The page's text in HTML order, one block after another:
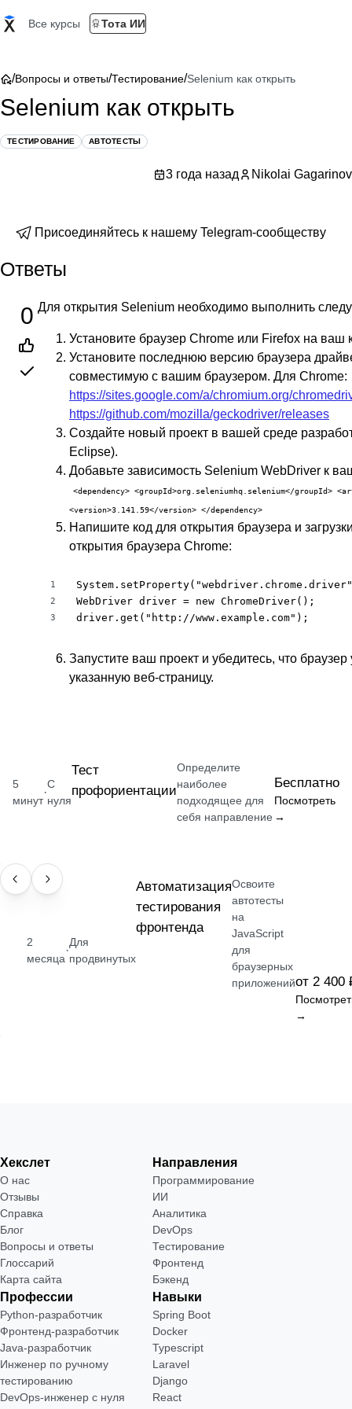
Все курсы Тота ИИ
/Вопросы и ответы/Тестирование/Selenium как открыть
Selenium как открыть
ТЕСТИРОВАНИЕ АВТОТЕСТЫ
3 года назад Nikolai Gagarinov
Присоединяйтесь к нашему Telegram-сообществу
Ответы
0 Для открытия Selenium необходимо выполнить
Установите браузер Chrome или Firefox на ваш
Установите последнюю версию браузера
совместимую с вашим браузером. Для Chrome:
https://sites.google.com/a/chromium.org/
https://github.com/mozilla/geckodriver/releases
Создайте новый проект в вашей среде
Eclipse).
Добавьте зависимость Selenium WebDriver к
<dependency> <groupId>org.seleniumhq.selenium</
<version>3.141.59</version> </dependency>
Напишите код для открытия браузера и
открытия браузера Chrome:
1
2
3
WebDriver driver = new ChromeDriver();
driver.get("http://www.example.com");
Запустите ваш проект и убедитесь, что
указанную веб-страницу.
5
минут
·
С
нуля
Тест
профориентации
Определите
наиболее
подходящее для
себя направление
Бесплатно
Посмотреть
→
НАВЫК
2
месяца
·
Для
продвинутых
Автоматизация
тестирования
фронтенда
Освоите
автотесты
на
JavaScript
для
браузерных
приложенийот 2 400
→
Хекслет
О нас
Отзывы
Справка
Блог
Вопросы и ответы
Глоссарий
Карта сайта
Направления
Программирование
ИИ
Аналитика
DevOps
Тестирование
Фронтенд
Бэкенд
Профессии
Python-разработчик
Фронтенд-разработчик
Java-разработчик
Инженер по ручному
тестированию
DevOps-инженер с нуля
Навыки
Spring Boot
Docker
Typescript
Laravel
Django
React